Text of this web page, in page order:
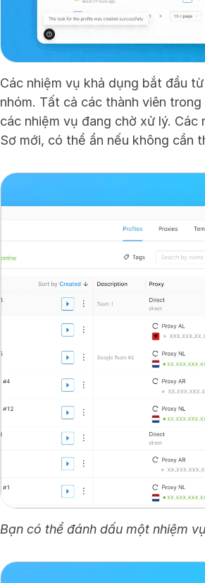
Các nhiệm vụ khả dụng bắt đầu
nhóm. Tất cả các thành viên
các nhiệm vụ đang chờ xử lý.
Sơ mới, có thể ẩn nếu không
Bạn có thể đánh dấu một nhiệm